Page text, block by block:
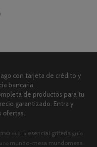
con tarjeta de crédito y
bancaria.
de productos para tu
garantizado. Entra y
ofertas.
ducha esencial griferia grifo
mundo-mesa mundomesa